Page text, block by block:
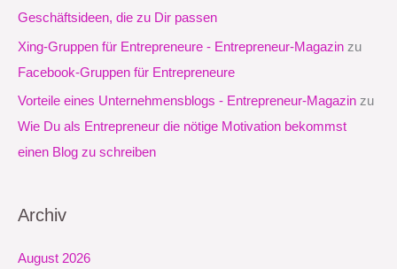
Geschäftsideen, die zu Dir passen
Xing-Gruppen für Entrepreneure - Entrepreneur-Magazin zu
Facebook-Gruppen für Entrepreneure
Vorteile eines Unternehmensblogs - Entrepreneur-Magazin zu
Wie Du als Entrepreneur die nötige Motivation bekommst
einen Blog zu schreiben
Archiv
August 2026